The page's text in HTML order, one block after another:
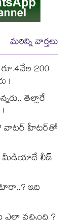
మరిన్ని వార్తలు
200
!
తెల్లారే
వాటర్ హీటర్⁭⁭తో
మీడియాదే లీడ్
ఇది